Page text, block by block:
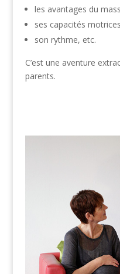
les avantages du
ses capacités motrices
son rythme, etc.
C’est une aventure
parents.